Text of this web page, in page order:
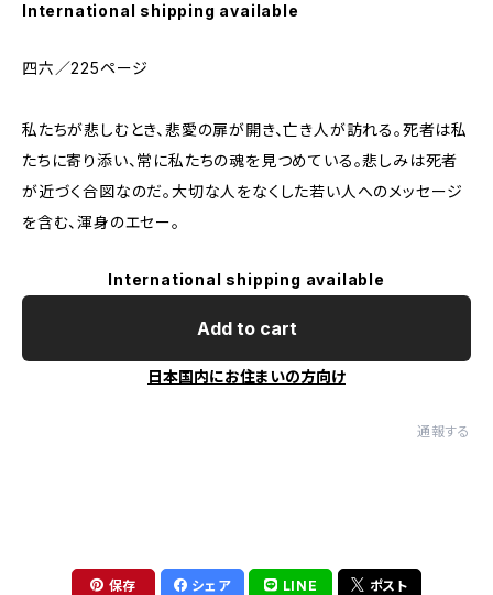
International shipping available
四六／225ページ
私たちが悲しむとき、悲愛の扉が開き、亡き人が訪れる。死者は私
たちに寄り添い、常に私たちの魂を見つめている。悲しみは死者
が近づく合図なのだ。大切な人をなくした若い人へのメッセージ
を含む、渾身のエセー。
International shipping available
Add to cart
日本国内にお住まいの方向け
通報する
保存 シェア LINE ポスト